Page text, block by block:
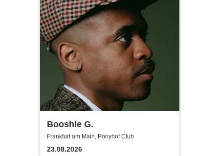
Booshle G.
Frankfurt am Main, Ponyhof Club
23.08.2026